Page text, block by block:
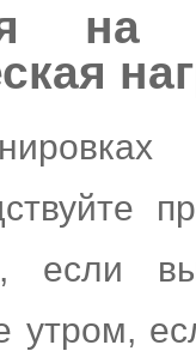
на
если
утром,